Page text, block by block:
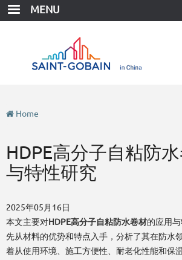
Skip
MENU
Home
HDPE高分子自粘防
与特性研究
2025年05月16日
本文主要对HDPE高分子自粘防水卷材的应用
先从材料的优势和特点入手，分析了其在防水
着从使用环境、施工方便性、耐老化性能和保